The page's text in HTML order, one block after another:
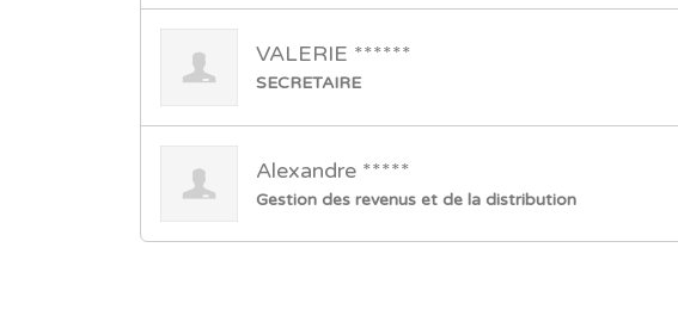
VALERIE ******
SECRETAIRE
Alexandre *****
Gestion des revenus et de la distribution